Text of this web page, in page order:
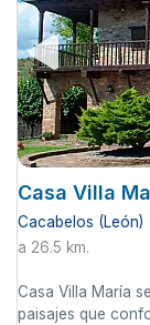
Casa Villa
Cacabelos (León)
a 26.5 km.
Casa Villa María
paisajes que